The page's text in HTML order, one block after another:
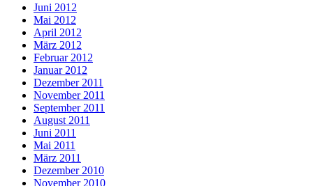
Juni 2012
Mai 2012
April 2012
März 2012
Februar 2012
Januar 2012
Dezember 2011
November 2011
September 2011
August 2011
Juni 2011
Mai 2011
März 2011
Dezember 2010
November 2010